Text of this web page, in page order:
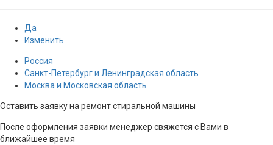
Да
Изменить
Россия
Санкт-Петербург и Ленинградская область
Москва и Московская область
Оставить заявку на ремонт стиральной машины
После оформления заявки менеджер свяжется с Вами в
ближайшее время